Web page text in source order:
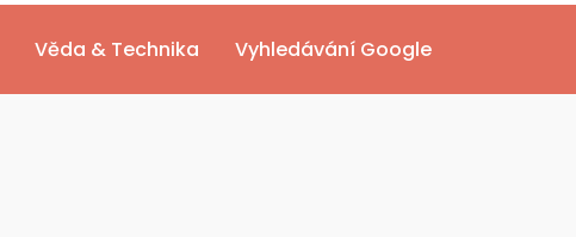
Věda & Technika Vyhledávání Google